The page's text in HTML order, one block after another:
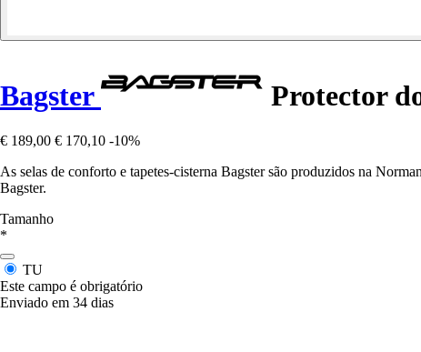
Bagster Protector
€ 189,00 € 170,10 -10%
As selas de conforto e tapetes-cisterna Bagster são produzidos na
Bagster.
Tamanho
*
TU
Este campo é obrigatório
Enviado em 34 dias